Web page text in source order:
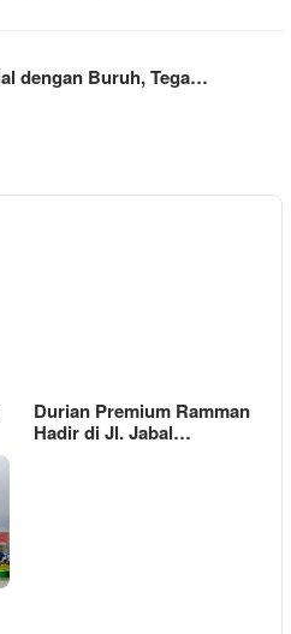
dengan Buruh, Tega…
Durian Premium Ramman
Hadir di Jl. Jabal…